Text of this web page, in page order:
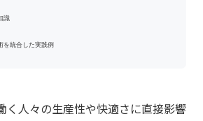
識
を統合した実践例
く人々の生産性や快適さに直接影響